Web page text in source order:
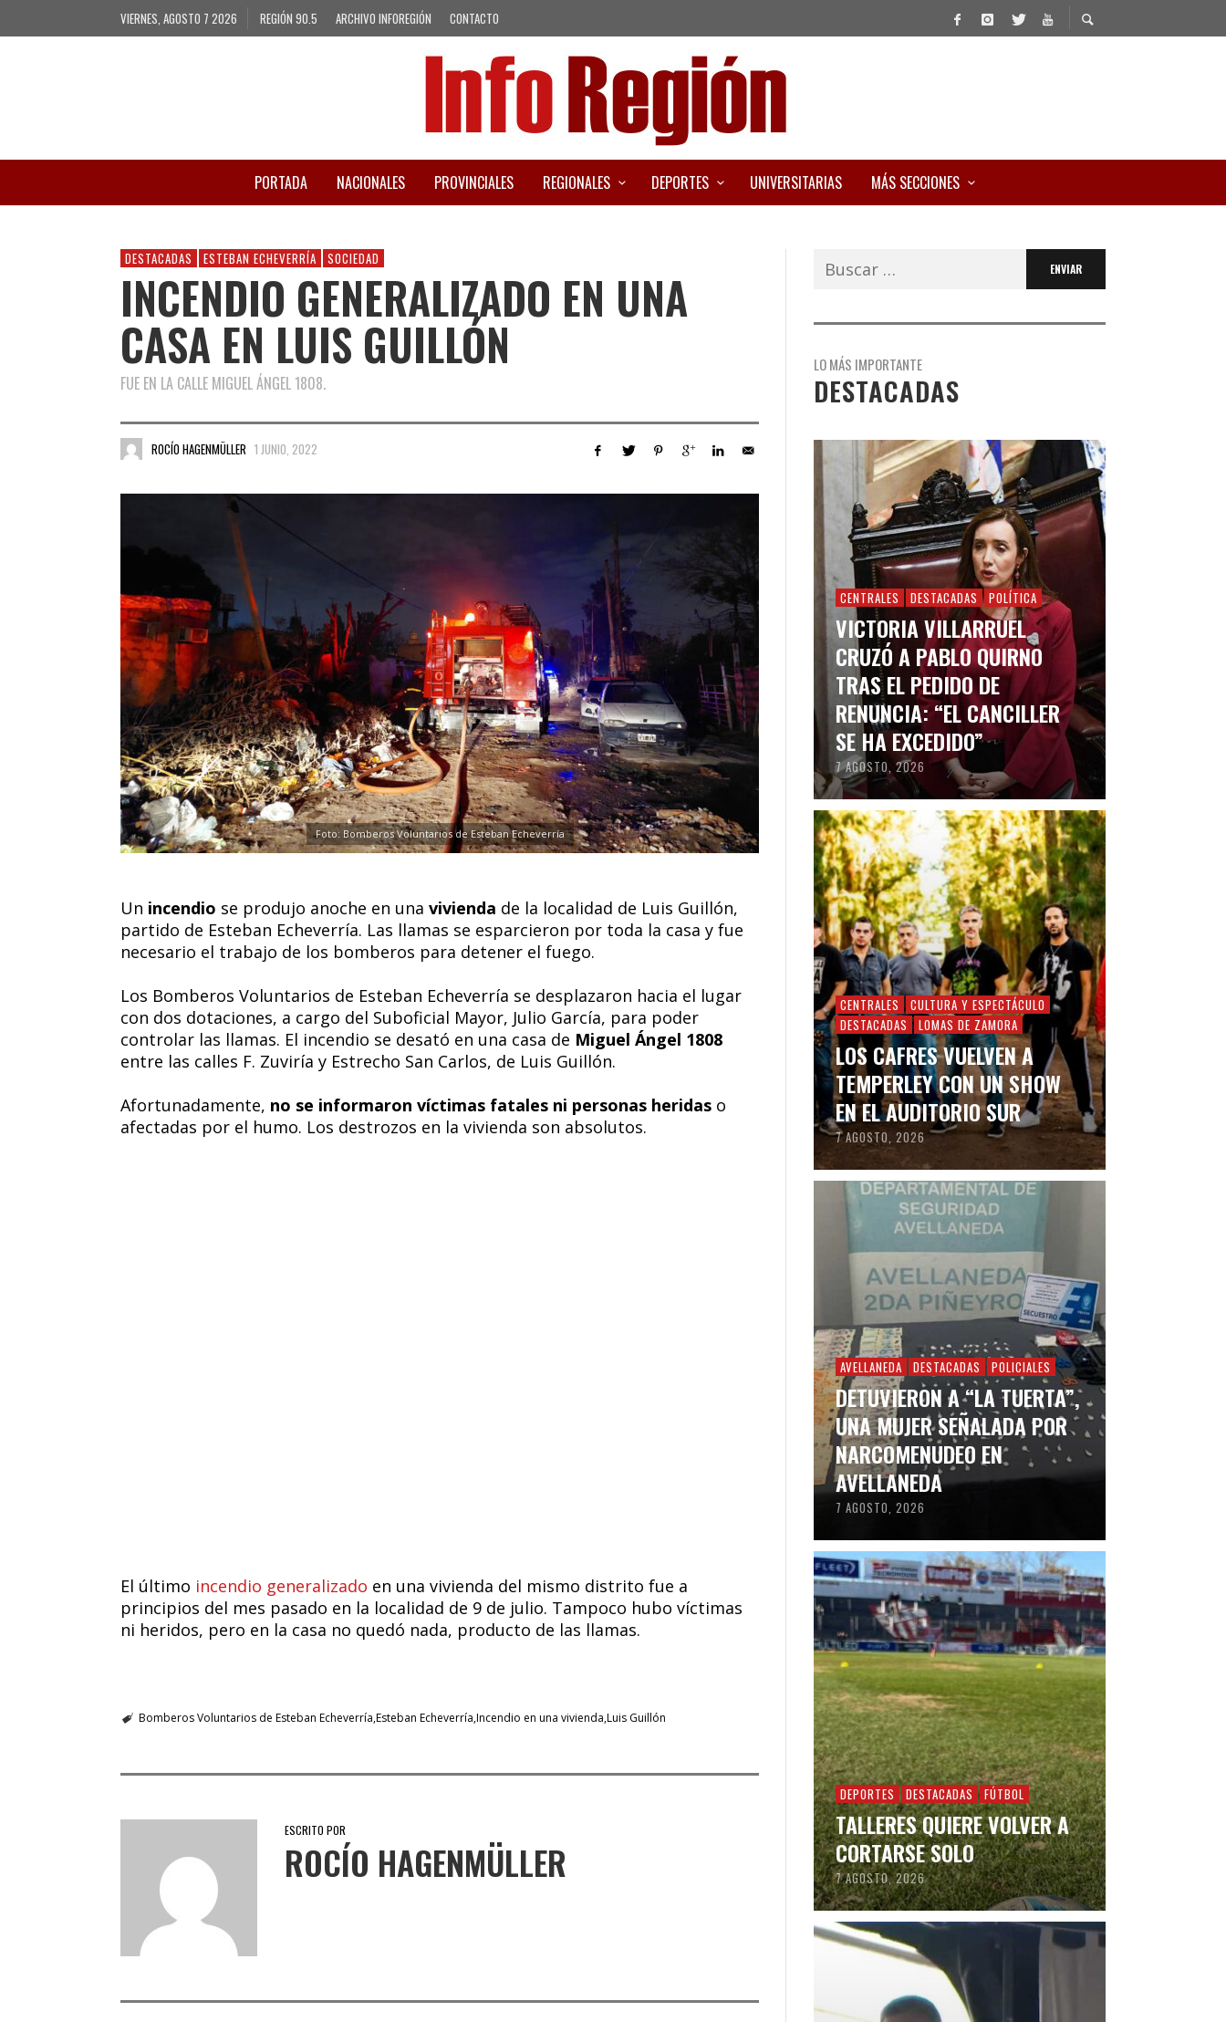
VIERNES, AGOSTO 7 2026 REGIÓN 90.5 ARCHIVO INFOREGIÓN CONTACTO
PORTADA NACIONALES PROVINCIALES REGIONALES DEPORTES UNIVERSITARIAS MÁS SECCIONES
DESTACADAS ESTEBAN ECHEVERRÍA SOCIEDAD
INCENDIO GENERALIZADO EN UNA
CASA EN LUIS GUILLÓN
FUE EN LA CALLE MIGUEL ÁNGEL 1808.
ROCÍO HAGENMÜLLER 1 JUNIO, 2022
Foto: Bomberos Voluntarios de Esteban Echeverría
Un incendio se produjo anoche en una vivienda de la localidad de Luis Guillón,
partido de Esteban Echeverría. Las llamas se esparcieron por toda la casa y fue
necesario el trabajo de los bomberos para detener el fuego.
Los Bomberos Voluntarios de Esteban Echeverría se desplazaron hacia el lugar
con dos dotaciones, a cargo del Suboficial Mayor, Julio García, para poder
controlar las llamas. El incendio se desató en una casa de Miguel Ángel 1808
entre las calles F. Zuviría y Estrecho San Carlos, de Luis Guillón.
Afortunadamente, no se informaron víctimas fatales ni personas heridas o
afectadas por el humo. Los destrozos en la vivienda son absolutos.
El último incendio generalizado en una vivienda del mismo distrito fue a
principios del mes pasado en la localidad de 9 de julio. Tampoco hubo víctimas
ni heridos, pero en la casa no quedó nada, producto de las llamas.
Bomberos Voluntarios de Esteban Echeverría Esteban Echeverría Incendio en una vivienda Luis Guillón
ESCRITO POR
ROCÍO HAGENMÜLLER
Buscar:
LO MÁS IMPORTANTE
DESTACADAS
CENTRALES DESTACADAS POLÍTICA
VICTORIA VILLARRUEL
CRUZÓ A PABLO QUIRNO
TRAS EL PEDIDO DE
RENUNCIA: “EL CANCILLER
SE HA EXCEDIDO”
7 AGOSTO, 2026
CENTRALES
CULTURA Y ESPECTÁCULO
DESTACADAS
LOMAS DE ZAMORA
LOS CAFRES VUELVEN A
TEMPERLEY CON UN SHOW
EN EL AUDITORIO SUR
7 AGOSTO, 2026
AVELLANEDA DESTACADAS POLICIALES
DETUVIERON A “LA TUERTA”,
UNA MUJER SEÑALADA POR
NARCOMENUDEO EN
AVELLANEDA
7 AGOSTO, 2026
DEPORTES DESTACADAS FÚTBOL
TALLERES QUIERE VOLVER A
CORTARSE SOLO
7 AGOSTO, 2026